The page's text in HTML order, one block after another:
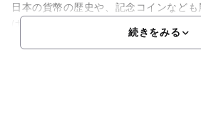
日本の貨幣の歴史や、記念コインなど
続きをみる